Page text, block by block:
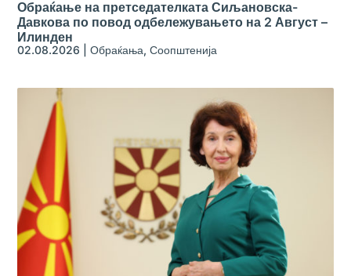
Обраќање на претседателката Сиљановска-
Давкова по повод одбележувањето на 2 Август –
Илинден
02.08.2026 |Обраќања,Соопштенија